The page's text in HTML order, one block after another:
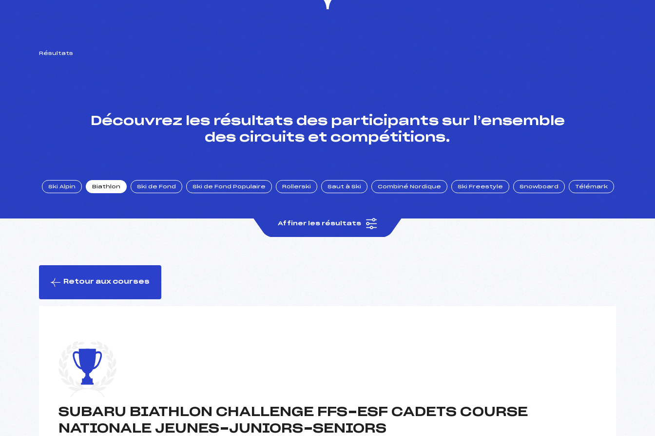
Résultats
Découvrez les résultats des participants sur l’ensemble
des circuits et compétitions.
Ski Alpin Biathlon Ski de Fond Ski de Fond Populaire Rollerski Saut à Ski Combiné Nordique Ski Freestyle Snowboard Télémark
Affiner les résultats
Retour aux courses
SUBARU BIATHLON CHALLENGE FFS-ESF CADETS COURSE
NATIONALE JEUNES-JUNIORS-SENIORS